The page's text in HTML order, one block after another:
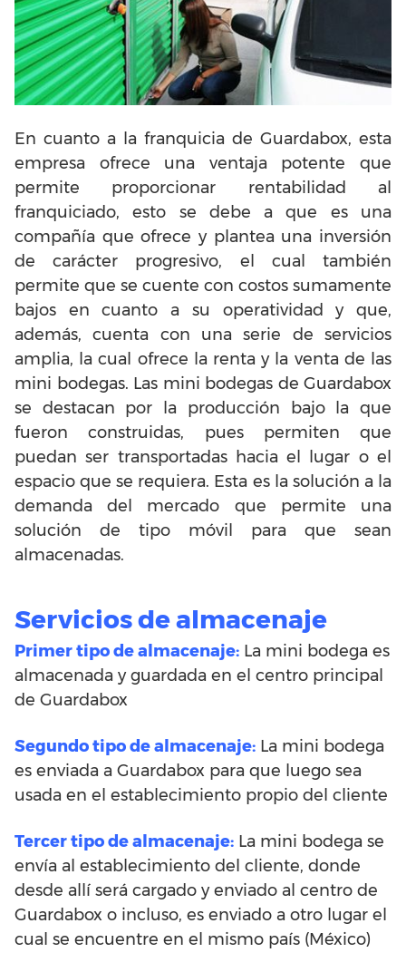
En cuanto a la franquicia de Guardabox, esta
empresa ofrece una ventaja potente que
permite proporcionar rentabilidad al
franquiciado, esto se debe a que es una
compañía que ofrece y plantea una inversión
de carácter progresivo, el cual también
permite que se cuente con costos sumamente
bajos en cuanto a su operatividad y que,
además, cuenta con una serie de servicios
amplia, la cual ofrece la renta y la venta de las
mini bodegas. Las mini bodegas de Guardabox
se destacan por la producción bajo la que
fueron construidas, pues permiten que
puedan ser transportadas hacia el lugar o el
espacio que se requiera. Esta es la solución a la
demanda del mercado que permite una
solución de tipo móvil para que sean
almacenadas.
Servicios de almacenaje
Primer tipo de almacenaje: La mini bodega es
almacenada y guardada en el centro principal
de Guardabox
Segundo tipo de almacenaje: La mini bodega
es enviada a Guardabox para que luego sea
usada en el establecimiento propio del cliente
Tercer tipo de almacenaje: La mini bodega se
envía al establecimiento del cliente, donde
desde allí será cargado y enviado al centro de
Guardabox o incluso, es enviado a otro lugar el
cual se encuentre en el mismo país (México)